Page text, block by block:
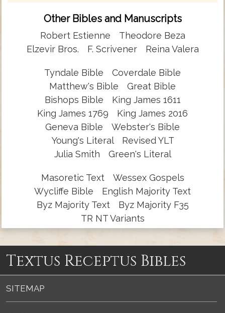
Other Bibles and Manuscripts
Robert Estienne
Theodore Beza
Elzevir Bros.
F. Scrivener Reina Valera
Tyndale Bible
Coverdale Bible
Matthew's Bible
Great Bible
Bishops Bible
King James 1611
King James 1769
King James 2016
Geneva Bible
Webster's Bible
Young's Literal
Revised YLT
Julia Smith
Green's Literal
Masoretic Text
Wessex Gospels
Wycliffe Bible
English Majority Text
Byz Majority Text
Byz Majority F35
TR NT Variants
Textus Receptus Bibles
SITEMAP